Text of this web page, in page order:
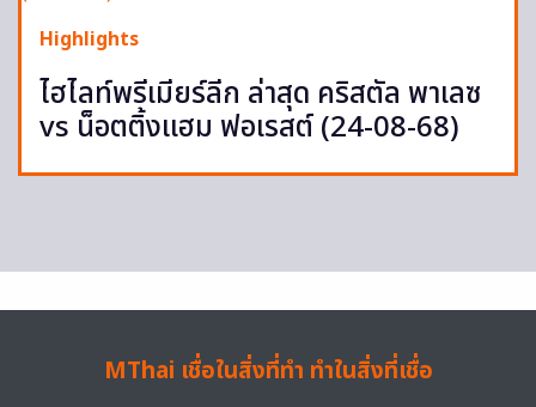
Highlights
ไฮไลท์พรีเมียร์ลีก ล่าสุด คริสตัล พาเลซ
vs น็อตติ้งแฮม ฟอเรสต์ (24-08-68)
MThai เชื่อในสิ่งที่ทำ ทำในสิ่งที่เชื่อ